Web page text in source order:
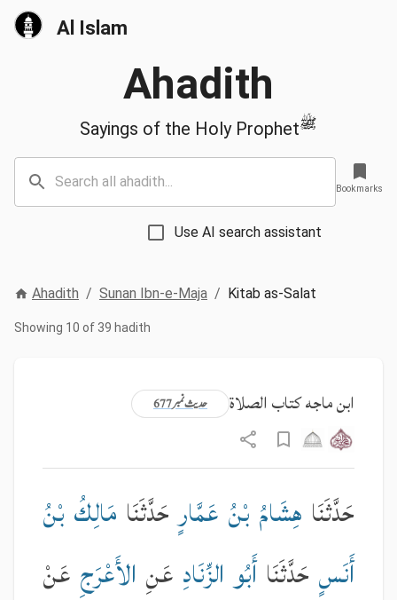
Al Islam
Ahadith
Sayings of the Holy Prophetﷺ
Use AI search assistant
Bookmarks
Ahadith / Sunan Ibn-e-Maja / Kitab as-Salat
Showing 10 of 39 hadith
حدیث نمبر 677 ابن ماجه کتاب الصلاة
حَدَّثَنَا هِشَامُ بْنُ عَمَّارٍحَدَّثَنَا مَالِكُ بْنُ
أَنَسٍ حَدَّثَنَاأَبُو الزِّنَادِ عَنِ الأَعْرَجِ عَنْ